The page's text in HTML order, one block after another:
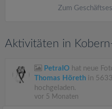
Zum
Aktivitäten in
PetraIO hat neue
Thomas Höreth in
hochgeladen.
vor 5 Monaten